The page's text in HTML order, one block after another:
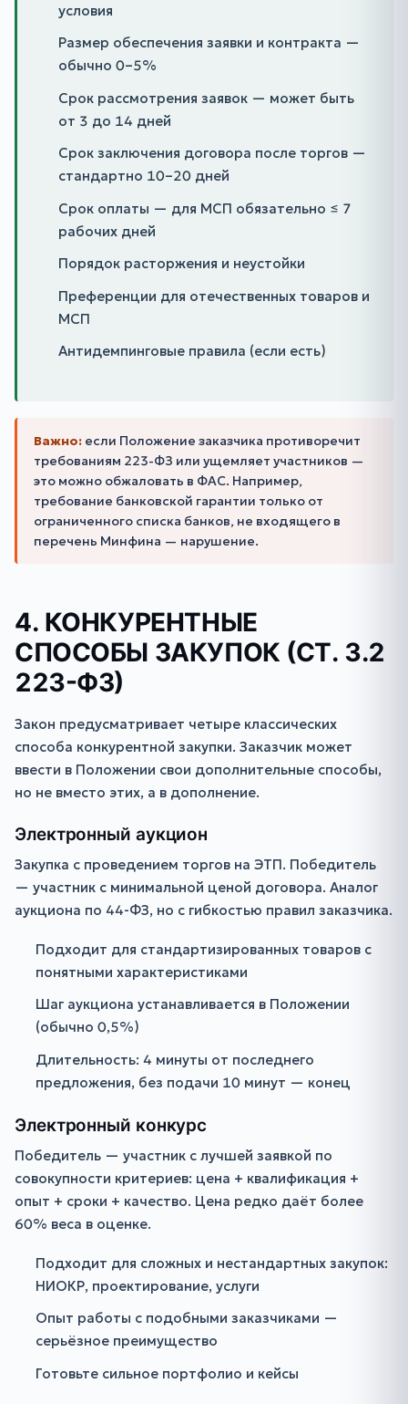
условия
Размер обеспечения заявки и контракта —
обычно 0–5%
Срок рассмотрения заявок — может быть
от 3 до 14 дней
Срок заключения договора после торгов —
стандартно 10–20 дней
Срок оплаты — для МСП обязательно ≤ 7
рабочих дней
Порядок расторжения и неустойки
Преференции для отечественных товаров и
МСП
Антидемпинговые правила (если есть)
Важно: если Положение заказчика противоречит
требованиям 223-ФЗ или ущемляет участников —
это можно обжаловать в ФАС. Например,
требование банковской гарантии только от
ограниченного списка банков, не входящего в
перечень Минфина — нарушение.
4. КОНКУРЕНТНЫЕ
СПОСОБЫ ЗАКУПОК (СТ. 3.2
223-ФЗ)
Закон предусматривает четыре классических
способа конкурентной закупки. Заказчик может
ввести в Положении свои дополнительные способы,
но не вместо этих, а в дополнение.
Электронный аукцион
Закупка с проведением торгов на ЭТП. Победитель
— участник с минимальной ценой договора. Аналог
аукциона по 44-ФЗ, но с гибкостью правил заказчика.
Подходит для стандартизированных товаров с
понятными характеристиками
Шаг аукциона устанавливается в Положении
(обычно 0,5%)
Длительность: 4 минуты от последнего
предложения, без подачи 10 минут — конец
Электронный конкурс
Победитель — участник с лучшей заявкой по
совокупности критериев: цена + квалификация +
опыт + сроки + качество. Цена редко даёт более
60% веса в оценке.
Подходит для сложных и нестандартных закупок:
НИОКР, проектирование, услуги
Опыт работы с подобными заказчиками —
серьёзное преимущество
Готовьте сильное портфолио и кейсы